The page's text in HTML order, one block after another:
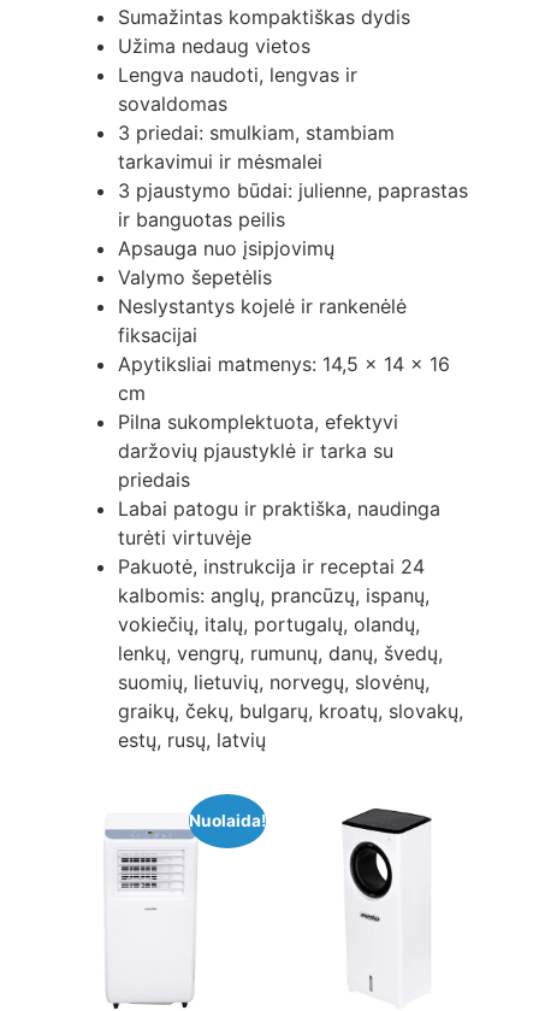
Sumažintas kompaktiškas dydis
Užima nedaug vietos
Lengva naudoti, lengvas ir
sovaldomas
3 priedai: smulkiam, stambiam
tarkavimui ir mėsmalei
3 pjaustymo būdai: julienne, paprastas
ir banguotas peilis
Apsauga nuo įsipjovimų
Valymo šepetėlis
Neslystantys kojelė ir rankenėlė
fiksacijai
Apytiksliai matmenys: 14,5 x 14 x 16
cm
Pilna sukomplektuota, efektyvi
daržovių pjaustyklė ir tarka su
priedais
Labai patogu ir praktiška, naudinga
turėti virtuvėje
Pakuotė, instrukcija ir receptai 24
kalbomis: anglų, prancūzų, ispanų,
vokiečių, italų, portugalų, olandų,
lenkų, vengrų, rumunų, danų, švedų,
suomių, lietuvių, norvegų, slovėnų,
graikų, čekų, bulgarų, kroatų, slovakų,
estų, rusų, latvių
Nuolaida!